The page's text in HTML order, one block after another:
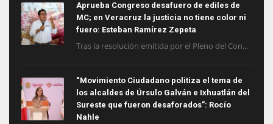
Aprueba Congreso desafuero de ediles de
MC; en Veracruz la justicia no tiene color ni
fuero: Esteban Ramírez Zepeta
Tras la resolución emitida por el Pleno del Con...
“Movimiento Ciudadano politiza el tema de
los alcaldes de Úrsulo Galván e Ixhuatlán del
Sureste que fueron desaforados”: Rocío
Nahle